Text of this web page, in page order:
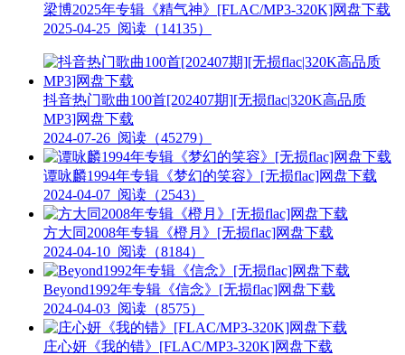
梁博2025年专辑《精气神》[FLAC/MP3-320K]网盘下载
2025-04-25 阅读（14135）
抖音热门歌曲100首[202407期][无损flac|320K高品质
MP3]网盘下载
2024-07-26 阅读（45279）
谭咏麟1994年专辑《梦幻的笑容》[无损flac]网盘下载
2024-04-07 阅读（2543）
方大同2008年专辑《橙月》[无损flac]网盘下载
2024-04-10 阅读（8184）
Beyond1992年专辑《信念》[无损flac]网盘下载
2024-04-03 阅读（8575）
庄心妍《我的错》[FLAC/MP3-320K]网盘下载